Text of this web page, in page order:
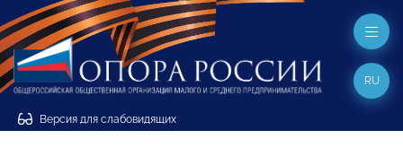
Версия для слабовидящих
RU